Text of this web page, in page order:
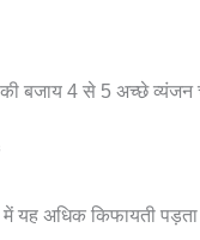
बजाय 4 से 5 अच्छे व्यंजन
यह अधिक किफायती